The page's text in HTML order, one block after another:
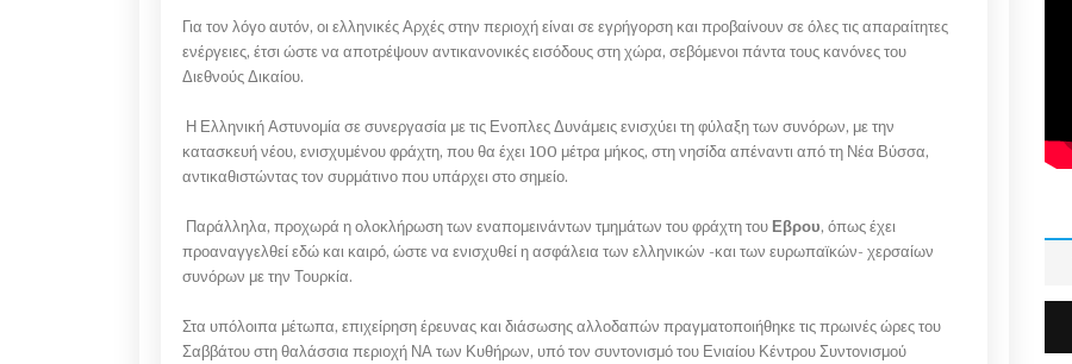
Για τον λόγο αυτόν, οι ελληνικές Αρχές στην περιοχή είναι σε εγρήγορση και προβαίνουν σε όλες τις απαραίτητες
ενέργειες, έτσι ώστε να αποτρέψουν αντικανονικές εισόδους στη χώρα, σεβόμενοι πάντα τους κανόνες του
Διεθνούς Δικαίου.
Η Ελληνική Αστυνομία σε συνεργασία με τις Ενοπλες Δυνάμεις ενισχύει τη φύλαξη των συνόρων, με την
κατασκευή νέου, ενισχυμένου φράχτη, που θα έχει 100 μέτρα μήκος, στη νησίδα απέναντι από τη Νέα Βύσσα,
αντικαθιστώντας τον συρμάτινο που υπάρχει στο σημείο.
Παράλληλα, προχωρά η ολοκλήρωση των εναπομεινάντων τμημάτων του φράχτη του Εβρου, όπως έχει
προαναγγελθεί εδώ και καιρό, ώστε να ενισχυθεί η ασφάλεια των ελληνικών -και των ευρωπαϊκών- χερσαίων
συνόρων με την Τουρκία.
Στα υπόλοιπα μέτωπα, επιχείρηση έρευνας και διάσωσης αλλοδαπών πραγματοποιήθηκε τις πρωινές ώρες του
Σαββάτου στη θαλάσσια περιοχή ΝΑ των Κυθήρων, υπό τον συντονισμό του Ενιαίου Κέντρου Συντονισμού